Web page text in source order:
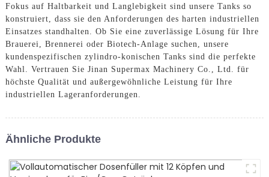
Fokus auf Haltbarkeit und Langlebigkeit sind unsere Tanks so
konstruiert, dass sie den Anforderungen des harten industriellen
Einsatzes standhalten. Ob Sie eine zuverlässige Lösung für Ihre
Brauerei, Brennerei oder Biotech-Anlage suchen, unsere
kundenspezifischen zylindro-konischen Tanks sind die perfekte
Wahl. Vertrauen Sie Jinan Supermax Machinery Co., Ltd. für
höchste Qualität und außergewöhnliche Leistung für Ihre
industriellen Lageranforderungen.
Ähnliche Produkte